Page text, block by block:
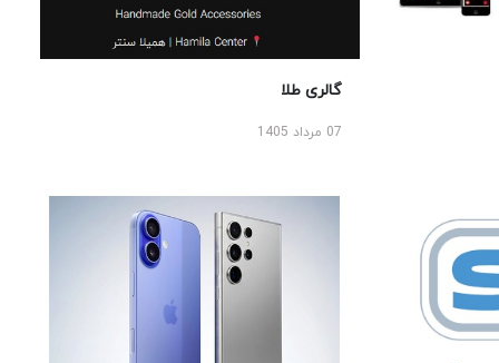
گالری طلا
07 مرداد 1405